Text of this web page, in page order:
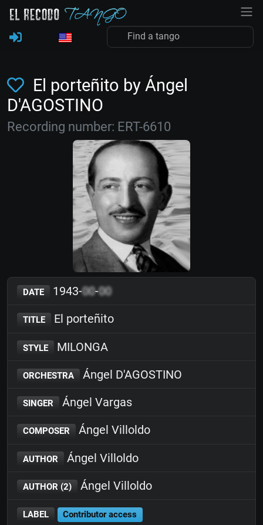
El porteñito by Ángel
D'AGOSTINO
Recording number: ERT-6610
DATE 1943-00-00
TITLE El porteñito
STYLE MILONGA
ORCHESTRA Ángel D'AGOSTINO
SINGER Ángel Vargas
COMPOSER Ángel Villoldo
AUTHOR Ángel Villoldo
AUTHOR (2) Ángel Villoldo
LABEL Contributor access